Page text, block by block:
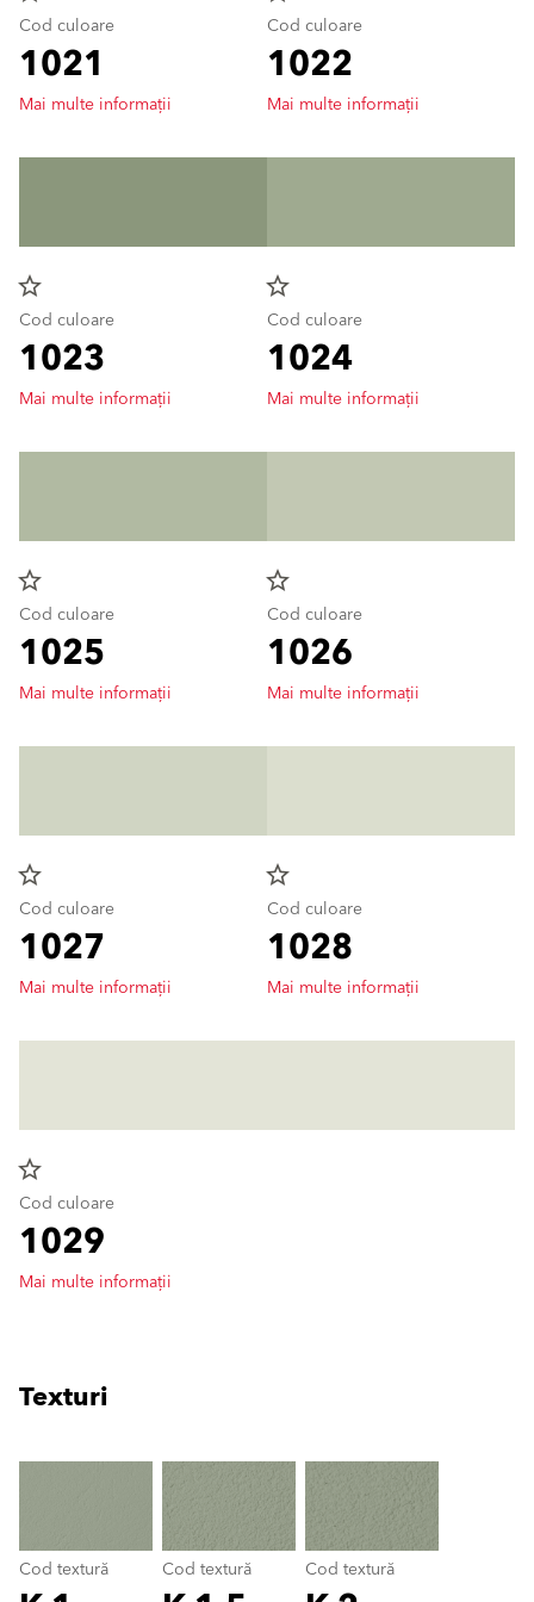
Cod culoare
1021
Mai multe informații
Cod culoare
1022
Mai multe informații
star_border
Cod culoare
1023
Mai multe informații
star_border
Cod culoare
1024
Mai multe informații
star_border
Cod culoare
1025
Mai multe informații
star_border
Cod culoare
1026
Mai multe informații
star_border
Cod culoare
1027
Mai multe informații
star_border
Cod culoare
1028
Mai multe informații
star_border
Cod culoare
1029
Mai multe informații
Texturi
Cod textură Cod textură Cod textură